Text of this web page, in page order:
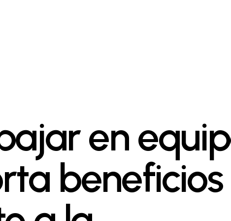
en
beneficios